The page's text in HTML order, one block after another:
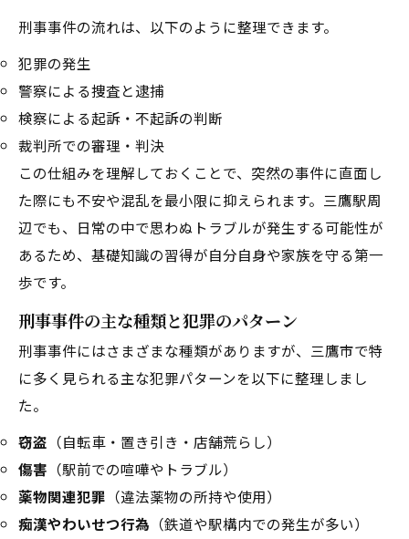
刑事事件の流れは、以下のように整理できます。
犯罪の発生
警察による捜査と逮捕
検察による起訴・不起訴の判断
裁判所での審理・判決
この仕組みを理解しておくことで、突然の事件に直面し
た際にも不安や混乱を最小限に抑えられます。三鷹駅周
辺でも、日常の中で思わぬトラブルが発生する可能性が
あるため、基礎知識の習得が自分自身や家族を守る第一
歩です。
刑事事件の主な種類と犯罪のパターン
刑事事件にはさまざまな種類がありますが、三鷹市で特
に多く見られる主な犯罪パターンを以下に整理しまし
た。
窃盗 （自転車・置き引き・店舗荒らし）
傷害 （駅前での喧嘩やトラブル）
薬物関連犯罪 （違法薬物の所持や使用）
痴漢やわいせつ行為 （鉄道や駅構内での発生が多い）